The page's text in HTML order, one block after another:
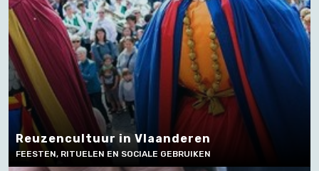
Reuzencultuur in Vlaanderen
FEESTEN, RITUELEN EN SOCIALE GEBRUIKEN